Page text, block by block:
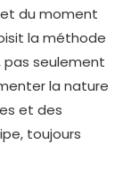
du moment
la méthode
pas seulement
la nature
et des
toujours